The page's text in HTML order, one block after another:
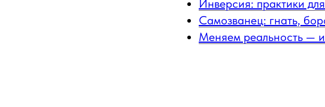
Инверсия: практики
Самозванец: гнать,
Меняем реальность —